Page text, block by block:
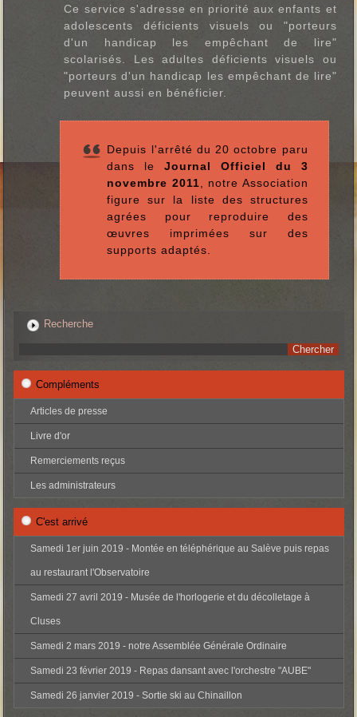
Ce service s'adresse en priorité aux enfants et
adolescents déficients visuels ou "porteurs
d'un handicap les empêchant de lire"
scolarisés. Les adultes déficients visuels ou
"porteurs d'un handicap les empêchant de lire"
peuvent aussi en bénéficier.
Depuis l'arrêté du 20 octobre paru
dans leJournal Officiel du 3
novembre 2011, notre Association
figure sur la liste des structures
agrées pour reproduire des
œuvres imprimées sur des
supports adaptés.
Recherche
Compléments
Articles de presse
Livre d'or
Remerciements reçus
Les administrateurs
C'est arrivé
Samedi 1er juin 2019 - Montée en téléphérique au Salève puis repas
au restaurant l'Observatoire
Samedi 27 avril 2019 - Musée de l'horlogerie et du décolletage à
Cluses
Samedi 2 mars 2019 - notre Assemblée Générale Ordinaire
Samedi 23 février 2019 - Repas dansant avec l'orchestre "AUBE"
Samedi 26 janvier 2019 - Sortie ski au Chinaillon